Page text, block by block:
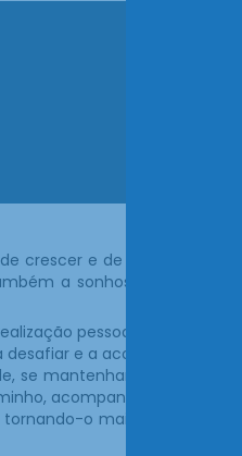
crescer e de alcançar novos
a sonhos que podem e
pessoal e académica,
e a acompanhar cada
se mantenham como pilares
acompanhando de perto
o mais abrangente e